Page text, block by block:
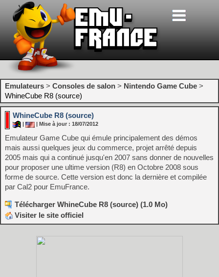
Emulateurs > Consoles de salon > Nintendo Game Cube >
WhineCube R8 (source)
WhineCube R8 (source)
| Mise à jour : 18/07/2012
Emulateur Game Cube qui émule principalement des démos
mais aussi quelques jeux du commerce, projet arrêté depuis
2005 mais qui a continué jusqu'en 2007 sans donner de nouvelles
pour proposer une ultime version (R8) en Octobre 2008 sous
forme de source. Cette version est donc la dernière et compilée
par Cal2 pour EmuFrance.
Télécharger WhineCube R8 (source) (1.0 Mo)
Visiter le site officiel